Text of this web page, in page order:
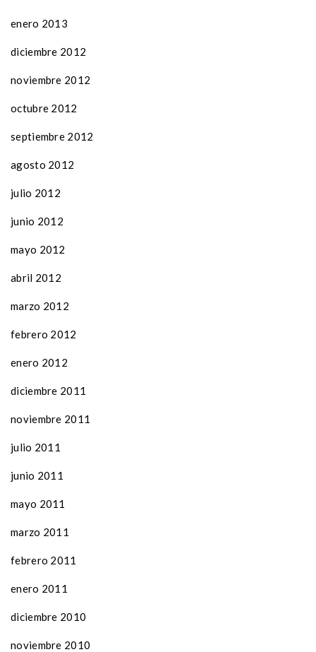
enero 2013
diciembre 2012
noviembre 2012
octubre 2012
septiembre 2012
agosto 2012
julio 2012
junio 2012
mayo 2012
abril 2012
marzo 2012
febrero 2012
enero 2012
diciembre 2011
noviembre 2011
julio 2011
junio 2011
mayo 2011
marzo 2011
febrero 2011
enero 2011
diciembre 2010
noviembre 2010